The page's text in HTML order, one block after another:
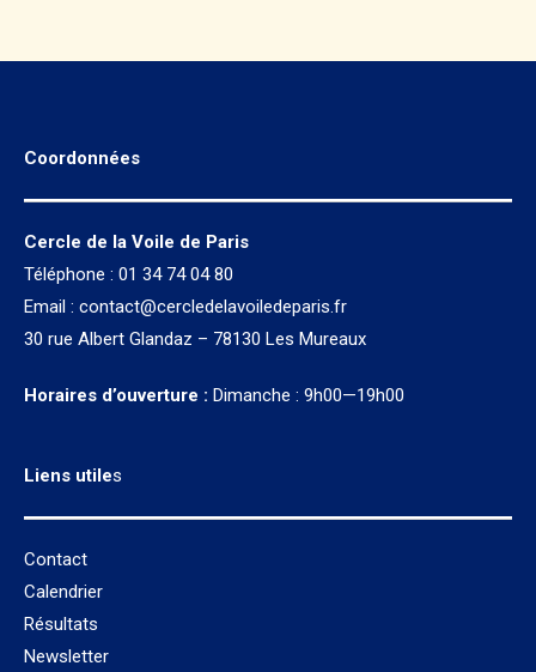
Coordonnées
Cercle de la Voile de Paris
Téléphone : 01 34 74 04 80
Email : contact@cercledelavoiledeparis.fr
30 rue Albert Glandaz – 78130 Les Mureaux
Horaires d’ouverture : Dimanche : 9h00—19h00
Liens utiles
Contact
Calendrier
Résultats
Newsletter